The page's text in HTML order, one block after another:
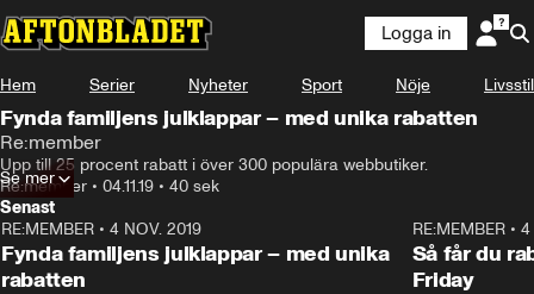
Annons
Annons från Re:member
Logga in
Hem Serier Nyheter Sport Nöje Livsstil
Fynda familjens julklappar – med unika rabatten
Re:member
Upp till 25 procent rabatt i över 300 populära webbutiker.
Re:member • 04.11.19 • 40 sek
Se mer
Senast
RE:MEMBER • 4 NOV. 2019
Fynda familjens julklappar – med unika
rabatten
RE:MEMBER• 4
Så får du
Friday